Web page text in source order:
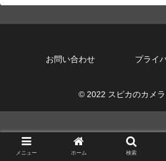
お問い合わせ
プライ
© 2022 スピカのカメ
メニュー ホーム 検索